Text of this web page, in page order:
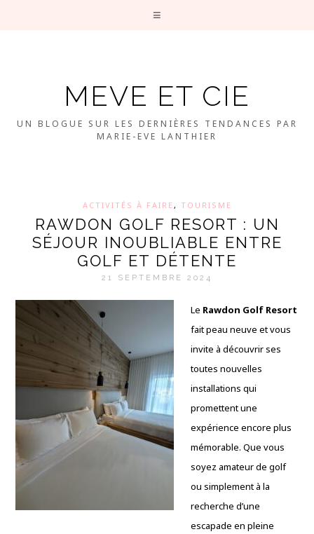
MEVE ET CIE
UN BLOGUE SUR LES DERNIÈRES TENDANCES PAR
MARIE-EVE LANTHIER
ACTIVITÉS À FAIRE, TOURISME
RAWDON GOLF RESORT : UN
SÉJOUR INOUBLIABLE ENTRE
GOLF ET DÉTENTE
21 SEPTEMBRE 2024
Le Rawdon Golf Resort
fait peau neuve et vous
invite à découvrir ses
toutes nouvelles
installations qui
promettent une
expérience encore plus
mémorable. Que vous
soyez amateur de golf
ou simplement à la
recherche d’une
escapade en pleine